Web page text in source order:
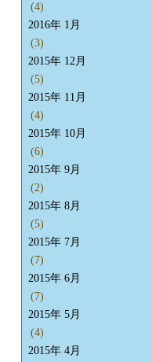
(4)
2016年 1月
(3)
2015年 12月
(5)
2015年 11月
(4)
2015年 10月
(6)
2015年 9月
(2)
2015年 8月
(5)
2015年 7月
(7)
2015年 6月
(7)
2015年 5月
(4)
2015年 4月